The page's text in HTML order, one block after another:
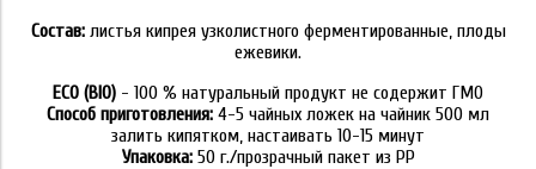
Состав:листья кипрея узколистного ферментированные, плоды
ежевики.
ECO (BIO) - 100 % натуральный продукт не содержит ГМО
Способ приготовления: 4-5 чайных ложек на чайник 500 мл
залить кипятком, настаивать 10-15 минут
Упаковка:50 г./прозрачный пакет из PP